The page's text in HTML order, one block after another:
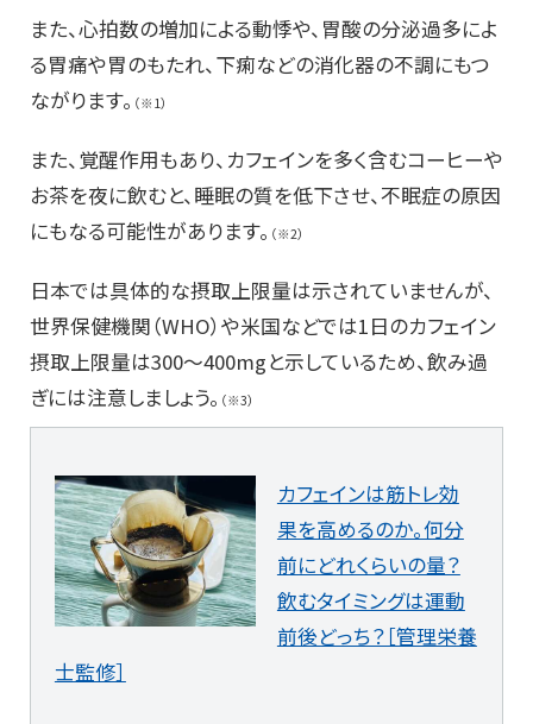
また、心拍数の増加による動悸や、胃酸の分泌過多によ
る胃痛や胃のもたれ、下痢などの消化器の不調にもつ
ながります。 （※1）
また、覚醒作用もあり、カフェインを多く含むコーヒーや
お茶を夜に飲むと、睡眠の質を低下させ、不眠症の原因
にもなる可能性があります。 （※2）
日本では具体的な摂取上限量は示されていませんが、
世界保健機関（WHO）や米国などでは1日のカフェイン
摂取上限量は300〜400mgと示しているため、飲み過
ぎには注意しましょう。 （※3）
カフェインは筋トレ効
果を高めるのか。何分
前にどれくらいの量？
飲むタイミングは運動
前後どっち？［管理栄養
士監修］